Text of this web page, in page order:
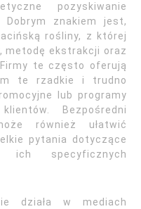
pozyskiwanie
znakiem jest,
rośliny, z której
metodę ekstrakcji oraz
te często oferują
te rzadkie i trudno
lub programy
Bezpośredni
również ułatwić
pytania dotyczące
ich specyficznych
działa w mediach